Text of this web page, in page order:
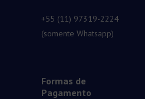
+55 (11) 97319-2224
(somente Whatsapp)
Formas de
Pagamento